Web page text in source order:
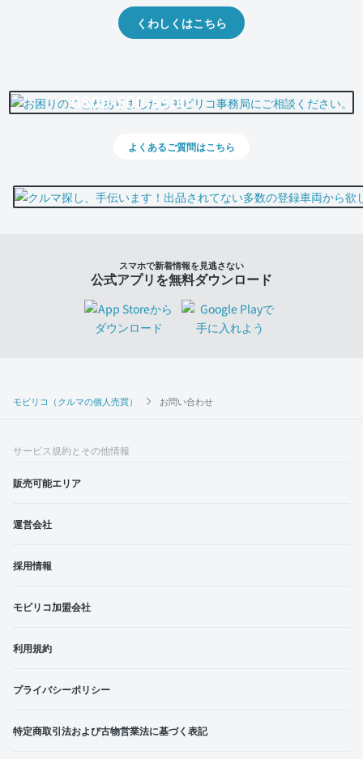
モビリコ（クルマの個人売買） お問い合わせ
くわしくはこちら
0800-500-5500
よくあるご質問はこちら
スマホで新着情報を見逃さない
公式アプリを無料ダウンロード
サービス規約とその他情報
販売可能エリア
運営会社
採用情報
モビリコ加盟会社
利用規約
プライバシーポリシー
特定商取引法および古物営業法に基づく表記